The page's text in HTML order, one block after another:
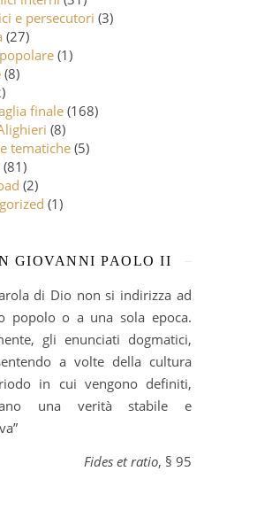
e persecutori (3)
(27)
(1)
(8)
finale(168)
(8)
tematiche(5)
(81)
(2)
(1)
GIOVANNI PAOLO II
popolo o a una sola epoca.
gli enunciati dogmatici,
a volte della cultura
in cui vengono definiti,
una verità stabile e
Fides et ratio, § 95